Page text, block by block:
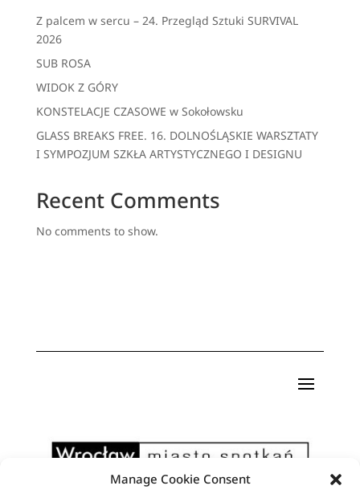
Manage Cookie Consent
Z palcem w sercu – 24. Przegląd Sztuki SURVIVAL
2026
SUB ROSA
WIDOK Z GÓRY
KONSTELACJE CZASOWE w Sokołowsku
GLASS BREAKS FREE. 16. DOLNOŚLĄSKIE WARSZTATY
I SYMPOZJUM SZKŁA ARTYSTYCZNEGO I DESIGNU
Recent Comments
No comments to show.